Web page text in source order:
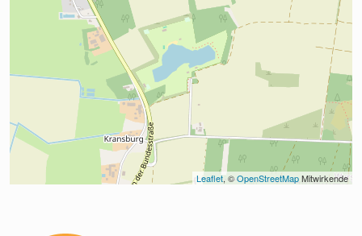
Leaflet, © OpenStreetMap Mitwirkende